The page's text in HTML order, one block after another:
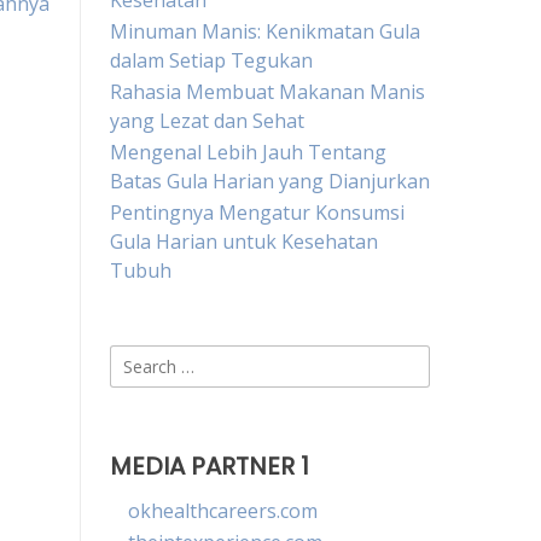
Minuman Manis: Kenikmatan Gula
dalam Setiap Tegukan
Rahasia Membuat Makanan Manis
yang Lezat dan Sehat
Mengenal Lebih Jauh Tentang
Batas Gula Harian yang Dianjurkan
Pentingnya Mengatur Konsumsi
Gula Harian untuk Kesehatan
Tubuh
Search
for:
MEDIA PARTNER 1
okhealthcareers.com